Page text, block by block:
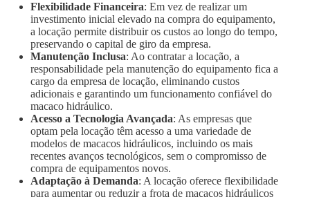
Flexibilidade Financeira: Em vez de realizar um
investimento inicial elevado na compra do equipamento,
a locação permite distribuir os custos ao longo do tempo,
preservando o capital de giro da empresa.
Manutenção Inclusa: Ao contratar a locação, a
responsabilidade pela manutenção do equipamento fica a
cargo da empresa de locação, eliminando custos
adicionais e garantindo um funcionamento confiável do
macaco hidráulico.
Acesso a Tecnologia Avançada: As empresas que
optam pela locação têm acesso a uma variedade de
modelos de macacos hidráulicos, incluindo os mais
recentes avanços tecnológicos, sem o compromisso de
compra de equipamentos novos.
Adaptação à Demanda: A locação oferece flexibilidade
para aumentar ou reduzir a frota de macacos hidráulicos